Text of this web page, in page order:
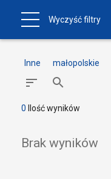
Wyczyść filtry
Inne małopolskie
0 Ilość wyników
Brak wyników